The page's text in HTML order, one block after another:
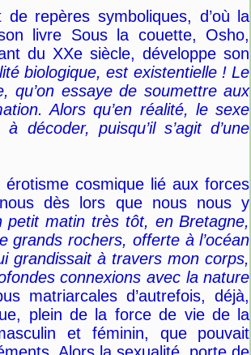
repères symboliques, d’où la
livre Sous la couette, Osho,
du XXe siècle, développe son
biologique, est existentielle ! Le
qu’on essaye de soumettre aux
Alors qu’en réalité, le sexe
puisqu’il s’agit d’une
cosmique lié aux forces
dès lors que nous nous y
petit matin très tôt, en Bretagne,
grands rochers, offerte à l’océan
grandissait à travers mon corps,
connexions avec la nature
matriarcales d’autrefois, déjà,
plein de la force de vie de la
et féminin, que pouvait